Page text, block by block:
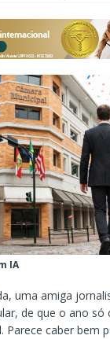
IA
uma amiga
de que o ano só
Parece caber bem